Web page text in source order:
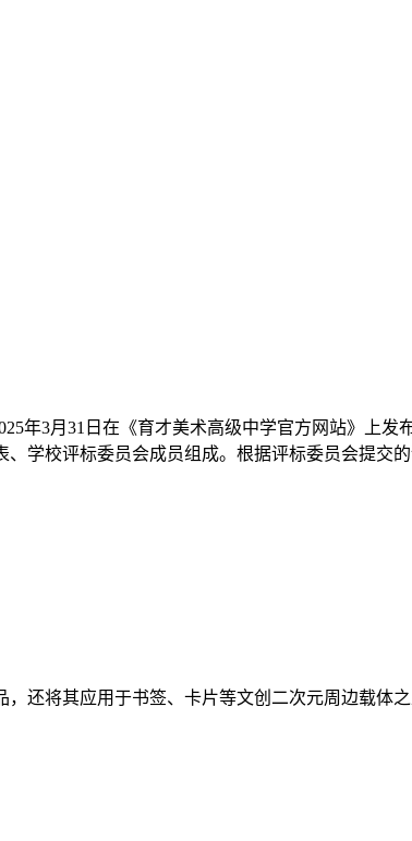
年3月31日在《育才美术高级中学官方网站》上发
学校评标委员会成员组成。根据评标委员会提交
还将其应用于书签、卡片等文创二次元周边载体